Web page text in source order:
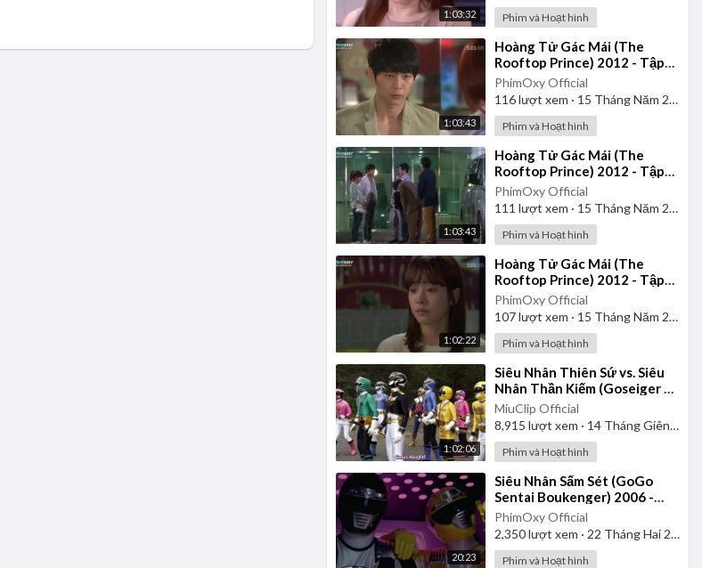
1:03:32 Phim và Hoạt hình
1:03:43
⁣Hoàng Tử Gác Mái (The
Rooftop Prince) 2012 - Tập
12 | Lồng Tiếng
PhimOxy Official
116lượt xem · 15 Tháng Năm 2026
Phim và Hoạt hình
1:03:43
⁣Hoàng Tử Gác Mái (The
Rooftop Prince) 2012 - Tập
13 | Lồng Tiếng
PhimOxy Official
111 lượt xem · 15 Tháng Năm 2026
Phim và Hoạt hình
1:02:22
⁣Hoàng Tử Gác Mái (The
Rooftop Prince) 2012 - Tập
10 | Lồng Tiếng
PhimOxy Official
107lượt xem · 15 Tháng Năm 2026
Phim và Hoạt hình
1:02:06
⁣Siêu Nhân Thiên Sứ vs. Siêu
Nhân Thần Kiếm (Goseiger vs.
Shinkenger) | Vietsub
MiuClip Official
8,915 lượt xem · 14 Tháng Giêng 2025
Phim và Hoạt hình
20:23
⁣Siêu Nhân Sấm Sét (GoGo
Sentai Boukenger) 2006 -
Tập 1 | Thuyết Minh
PhimOxy Official
2,350lượt xem · 22 Tháng Hai 2025
Phim và Hoạt hình